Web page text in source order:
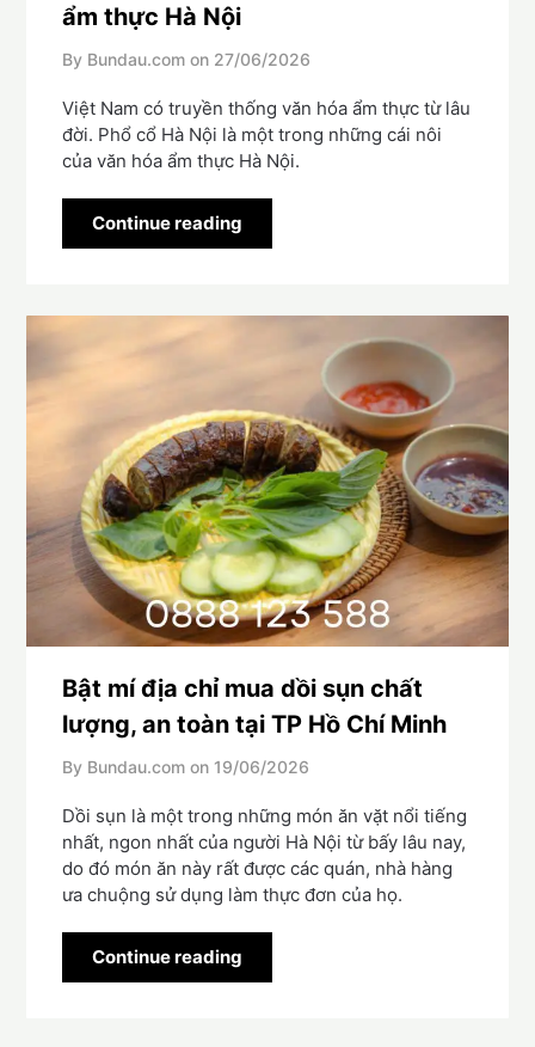
ẩm thực Hà Nội
By Bundau.com on 27/06/2026
Việt Nam có truyền thống văn hóa ẩm thực từ lâu
đời. Phổ cổ Hà Nội là một trong những cái nôi
của văn hóa ẩm thực Hà Nội.
Continue reading
Bật mí địa chỉ mua dồi sụn chất
lượng, an toàn tại TP Hồ Chí Minh
By Bundau.com on 19/06/2026
Dồi sụn là một trong những món ăn vặt nổi tiếng
nhất, ngon nhất của người Hà Nội từ bấy lâu nay,
do đó món ăn này rất được các quán, nhà hàng
ưa chuộng sử dụng làm thực đơn của họ.
Continue reading